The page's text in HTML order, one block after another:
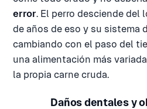
error. El perro desciende del
de años de eso y su sistema
cambiando con el paso del
una alimentación más
la propia carne cruda.
Daños dentales y